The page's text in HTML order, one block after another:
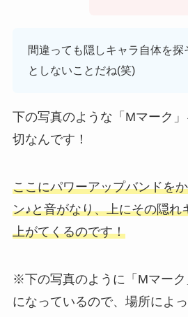
間違っても隠しキャラ自体を探
としないことだね(笑)
下の写真のような 「Mマーク
切なんです！
ここにパワーアップバンドを
ン♪と音がなり、上にその隠れ
上がてくるのです！
※下の写真のように「Mマー
になっているので、場所によ